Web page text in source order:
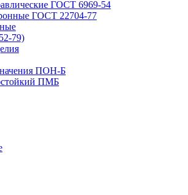
ГОСТ 6969-54
ГОСТ 22704-77
79)
ПОН-Б
ПМБ